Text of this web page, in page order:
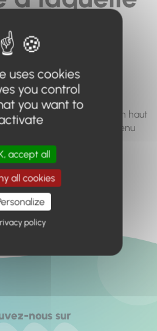
à
n'existe
ou plus.
le moteur de recherche en haut
menu pour trouver le contenu
à l'accueil
nous sur
uses cookies
you control
you want to
accept all
all cookies
policy